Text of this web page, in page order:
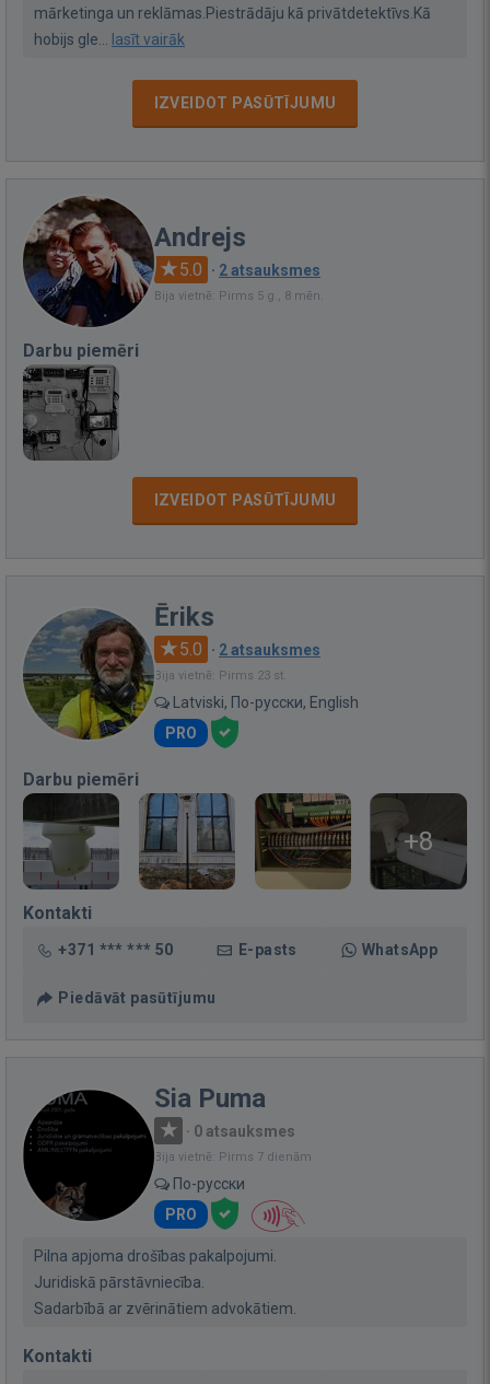
mārketinga un reklāmas.Piestrādāju kā privātdetektīvs.Kā
hobijs gle... lasīt vairāk
IZVEIDOT PASŪTĪJUMU
Andrejs
5.0 · 2 atsauksmes
Bija vietnē: Pirms 5 g., 8 mēn.
Darbu piemēri
IZVEIDOT PASŪTĪJUMU
Ēriks
5.0 · 2 atsauksmes
Bija vietnē: Pirms 23 st.
Latviski, По-русски, English
PRO
Darbu piemēri
+8
Kontakti
+371 *** *** 50 E-pasts WhatsApp
Piedāvāt pasūtījumu
Sia Puma
· 0 atsauksmes
Bija vietnē: Pirms 7 dienām
По-русски
PRO
Pilna apjoma drošības pakalpojumi.
Juridiskā pārstāvniecība.
Sadarbībā ar zvērinātiem advokātiem.
Kontakti